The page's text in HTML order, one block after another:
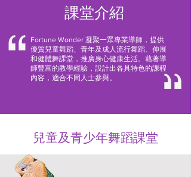
課堂介紹
Fortune Wonder 凝聚一眾專業導師，提供
優質兒童舞蹈、青年及成人流行舞蹈、伸展
和健體舞課堂，推廣身心健康生活。藉著導
師豐富的教學經驗，設計出各具特色的課程
內容，適合不同人士參與。
兒童及青少年舞蹈課堂